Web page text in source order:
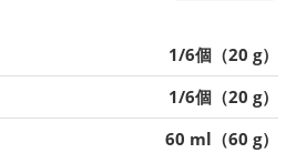
1/6個（20 g）
1/6個（20 g）
60 ml（60 g）